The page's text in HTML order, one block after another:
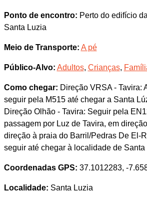
Ponto de encontro: Perto do edifício
Santa Luzia
Meio de Transporte: A pé
Público-Alvo: Adultos, Crianças,
Como chegar: Direção VRSA - Tavira:
seguir pela M515 até chegar a Santa
Direção Olhão - Tavira: Seguir pela
passagem por Luz de Tavira, em
direção à praia do Barril/Pedras De El-
seguir até chegar à localidade de Santa
Coordenadas GPS: 37.1012283, -
Localidade: Santa Luzia